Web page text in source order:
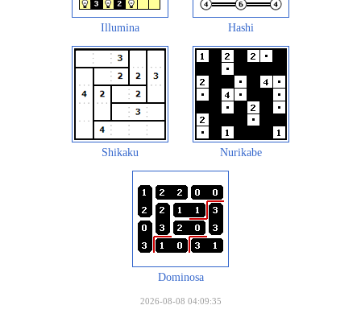
Illumina Hashi
Shikaku Nurikabe
Dominosa
2026-08-08 04:09:35